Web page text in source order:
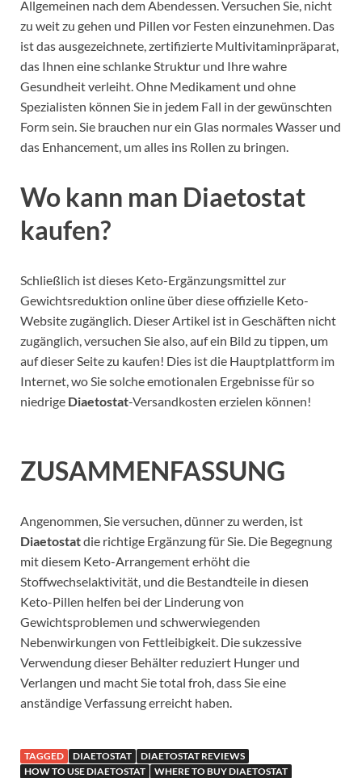
Allgemeinen nach dem Abendessen. Versuchen Sie, nicht
zu weit zu gehen und Pillen vor Festen einzunehmen. Das
ist das ausgezeichnete, zertifizierte Multivitaminpräparat,
das Ihnen eine schlanke Struktur und Ihre wahre
Gesundheit verleiht. Ohne Medikament und ohne
Spezialisten können Sie in jedem Fall in der gewünschten
Form sein. Sie brauchen nur ein Glas normales Wasser und
das Enhancement, um alles ins Rollen zu bringen.
Wo kann man Diaetostat
kaufen?
Schließlich ist dieses Keto-Ergänzungsmittel zur
Gewichtsreduktion online über diese offizielle Keto-
Website zugänglich. Dieser Artikel ist in Geschäften nicht
zugänglich, versuchen Sie also, auf ein Bild zu tippen, um
auf dieser Seite zu kaufen! Dies ist die Hauptplattform im
Internet, wo Sie solche emotionalen Ergebnisse für so
niedrige Diaetostat-Versandkosten erzielen können!
ZUSAMMENFASSUNG
Angenommen, Sie versuchen, dünner zu werden, ist
Diaetostatdie richtige Ergänzung für Sie. Die Begegnung
mit diesem Keto-Arrangement erhöht die
Stoffwechselaktivität, und die Bestandteile in diesen
Keto-Pillen helfen bei der Linderung von
Gewichtsproblemen und schwerwiegenden
Nebenwirkungen von Fettleibigkeit. Die sukzessive
Verwendung dieser Behälter reduziert Hunger und
Verlangen und macht Sie total froh, dass Sie eine
anständige Verfassung erreicht haben.
TAGGED DIAETOSTAT
DIAETOSTAT REVIEWS
HOW TO USE DIAETOSTAT
WHERE TO BUY DIAETOSTAT